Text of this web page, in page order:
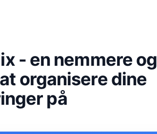
- en nemmere og
organisere dine
på